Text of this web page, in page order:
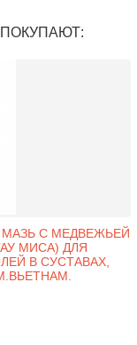
С МЕДВЕЖЬЕЙ
МИСА) ДЛЯ
В СУСТАВАХ,